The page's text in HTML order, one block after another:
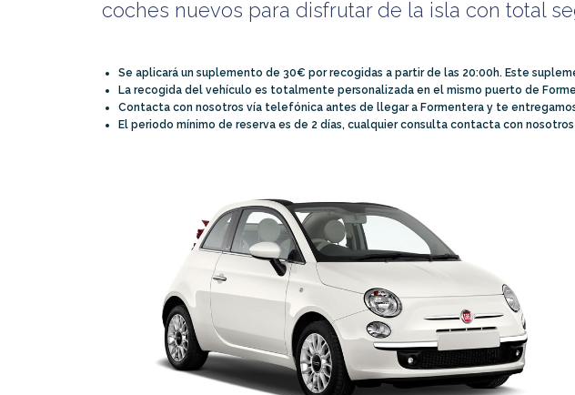
coches nuevos para disfrutar de la isla con total
Se aplicará un suplemento de 30€ por recogidas a partir de las 20:00h. Este
La recogida del vehículo es totalmente personalizada en el mismo puerto de
Contacta con nosotros vía telefónica antes de llegar a Formentera y te
El periodo mínimo de reserva es de 2 días, cualquier consulta contacta con